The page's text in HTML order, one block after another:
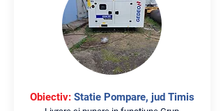
Obiectiv:Statie Pompare, jud Timis